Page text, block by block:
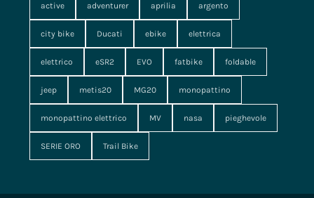
active adventurer aprilia argento
city bike Ducati ebike elettrica
elettrico eSR2 EVO fatbike foldable
jeep metis20 MG20 monopattino
monopattino elettrico MV nasa pieghevole
SERIE ORO Trail Bike